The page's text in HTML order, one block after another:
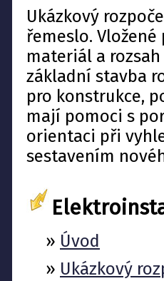
Ukázkový
řemeslo.
materiál a
základní stavba
pro konstrukce,
mají pomoci s
orientaci při
sestavením
» Úvod
» Ukázkový